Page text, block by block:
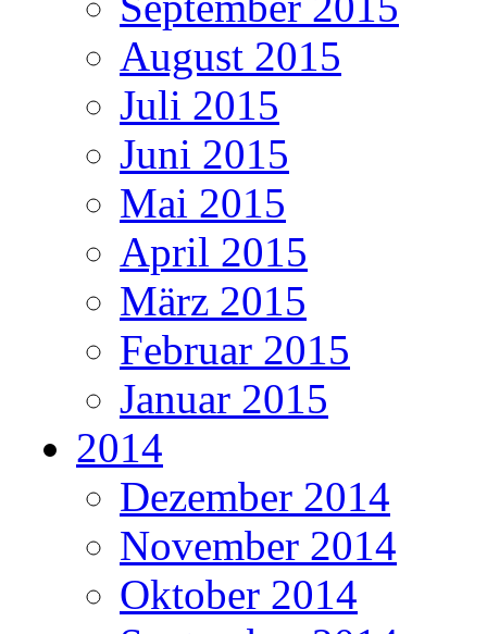
August 2015
Juli 2015
Juni 2015
Mai 2015
April 2015
März 2015
Februar 2015
Januar 2015
2014
Dezember 2014
November 2014
Oktober 2014